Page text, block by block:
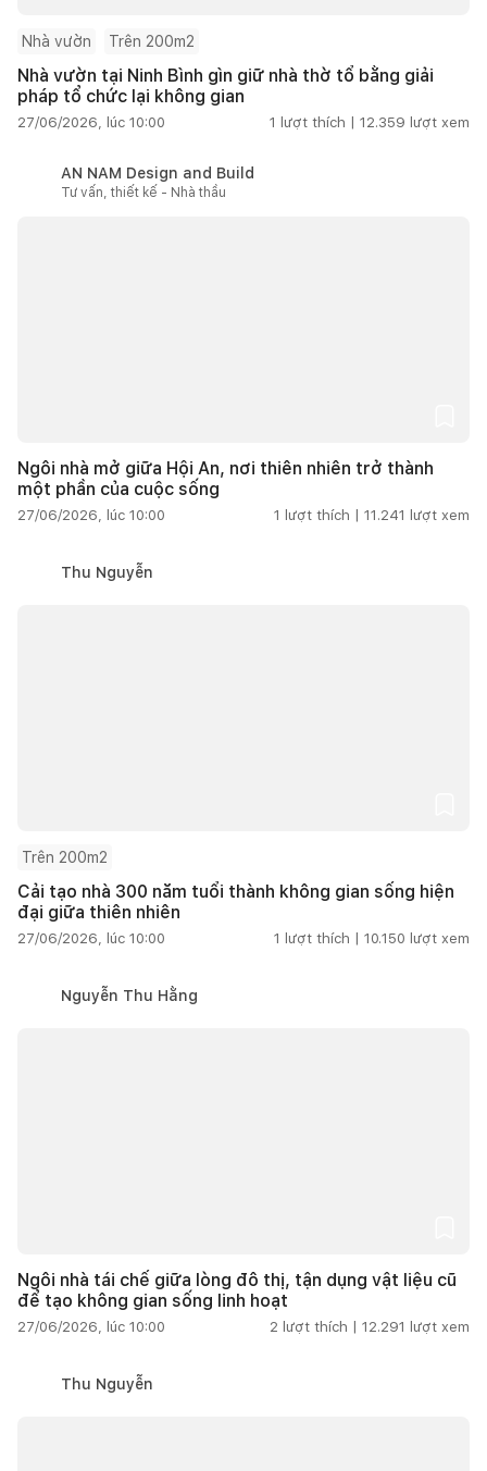
Nhà vườn Trên 200m2
Nhà vườn tại Ninh Bình gìn giữ nhà thờ tổ bằng giải
pháp tổ chức lại không gian
27/06/2026, lúc 10:00 1 lượt thích | 12.359 lượt xem
AN NAM Design and Build
Tư vấn, thiết kế - Nhà thầu
Ngôi nhà mở giữa Hội An, nơi thiên nhiên trở thành
một phần của cuộc sống
27/06/2026, lúc 10:00 1 lượt thích | 11.241 lượt xem
Thu Nguyễn
Trên 200m2
Cải tạo nhà 300 năm tuổi thành không gian sống hiện
đại giữa thiên nhiên
27/06/2026, lúc 10:00 1 lượt thích | 10.150 lượt xem
Nguyễn Thu Hằng
Ngôi nhà tái chế giữa lòng đô thị, tận dụng vật liệu cũ
để tạo không gian sống linh hoạt
27/06/2026, lúc 10:00 2 lượt thích | 12.291 lượt xem
Thu Nguyễn